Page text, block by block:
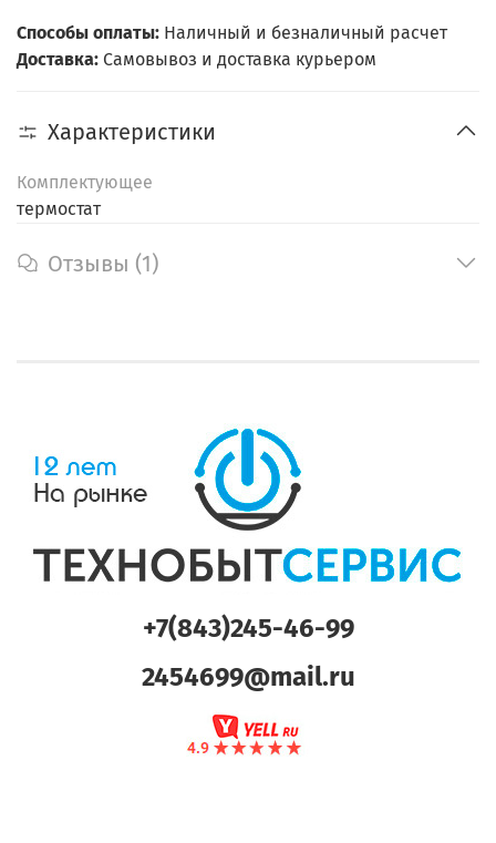
Способы оплаты: Наличный и безналичный расчет
Доставка: Самовывоз и доставка курьером
Характеристики
Комплектующее
термостат
Отзывы (1)
+7(843)245-46-99
2454699@mail.ru